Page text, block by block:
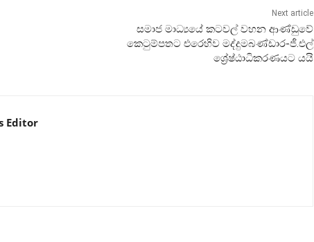
Next article
සමාජ මාධ්‍යයේ කටවල් වහන ආණ්ඩුවේ
කෙටුම්පතට එරෙහිව මද්දුමබණ්ඩාර-ජී.එල්
ශ්‍රේෂ්ඨාධිකරණයට යයි
Editor